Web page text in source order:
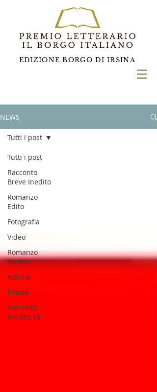
EDIZIONE BORGO DI IRSINA
NEWS
Tutti i post
Racconto
Breve Inedito
Romanzo
Edito
Fotografia
Video
Romanzo
Inedito
Notizie
Poesia
Racconto
Inedito 18
Tutti i post